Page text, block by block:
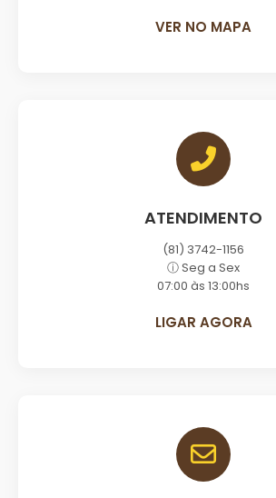
VER NO MAPA
ATENDIMENTO
(81) 3742-1156
ⓘ Seg a Sex
07:00 às 13:00hs
LIGAR AGORA